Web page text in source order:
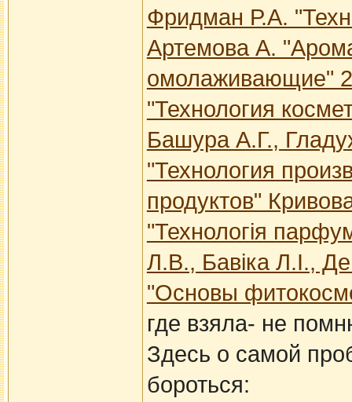
Фридман Р.А.
Артемова А.
омолаживающие"
"Технология
Башура А.Г.,
"Технология
продуктов"
"Технологія
Л.В., Бавіка Л.І.,
"Основы
где взяла- не
Здесь о самой
бороться: